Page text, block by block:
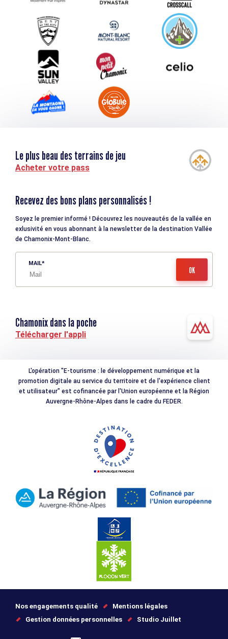
Service groupes et séminaires
Téléchargements
Tourisme et handicap
Le plus beau des terrains de jeu
Acheter votre pass
Recevez des bons plans personnalisés !
Soyez le premier informé ! Découvrez les nouveautés de la vallée en
exlusivité en vous abonnant à la newsletter de la destination Vallée
de Chamonix-Mont-Blanc.
MAIL
Chamonix dans la poche
Télécharger l'appli
L'opération "E-tourisme : le développement numérique et la
promotion digitale au service du territoire et de l'expérience client
et utilisateur" est cofinancée par l'Union européenne et la Région
Auvergne-Rhône-Alpes dans le cadre du FEDER.
Nos engagements qualité
Mentions légales
Gestion données personnelles
Studio Juillet